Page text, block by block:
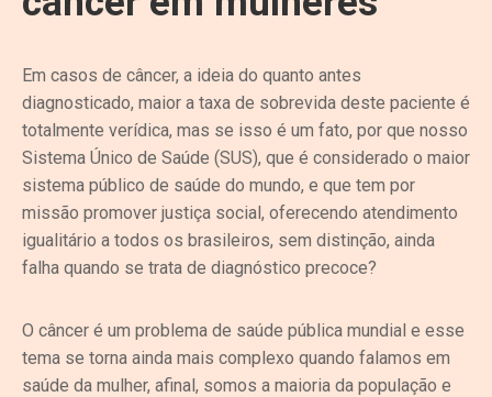
Em casos de câncer, a ideia do quanto antes
diagnosticado, maior a taxa de sobrevida deste paciente é
totalmente verídica, mas se isso é um fato, por que nosso
Sistema Único de Saúde (SUS), que é considerado o maior
sistema público de saúde do mundo, e que tem por
missão promover justiça social, oferecendo atendimento
igualitário a todos os brasileiros, sem distinção, ainda
falha quando se trata de diagnóstico precoce?
O câncer é um problema de saúde pública mundial e esse
tema se torna ainda mais complexo quando falamos em
saúde da mulher, afinal, somos a maioria da população e